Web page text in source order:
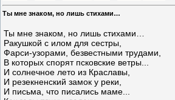
Ты мне знаком, но лишь стихами…
Ты мне знаком, но лишь стихами…
Ракушкой с илом для сестры,
Фарси-узорами, безвестными трудами,
В которых спорят псковские ветры...
И солнечное лето из Краславы,
И резекненский замок у реки,
И письма, что писались маме...